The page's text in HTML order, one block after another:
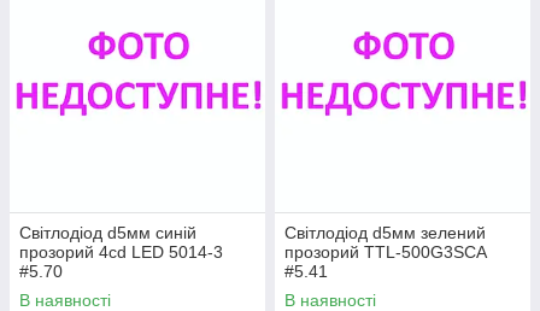
Світлодіод d5мм синій
прозорий 4cd LED 5014-3
#5.70
В наявності
Світлодіод d5мм зелений
прозорий TTL-500G3SCA
#5.41
В наявності